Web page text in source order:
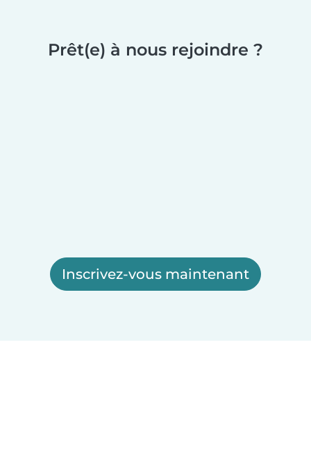
Prêt(e) à nous rejoindre ?
Inscrivez-vous maintenant